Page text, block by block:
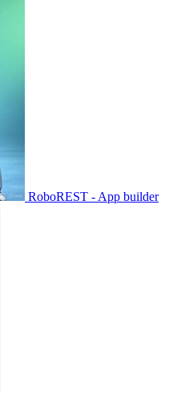
RoboREST - App builder